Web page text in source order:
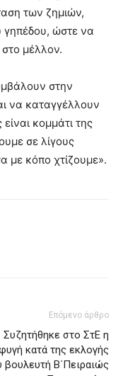
των ζημιών,
γηπέδου, ώστε να
μέλλον.
στην
να καταγγέλλουν
κομμάτι της
σε λίγους
με κόπο χτίζουμε».
Επόμενο άρθρο
Συζητήθηκε στο ΣτΕ η
κατά της εκλογής
βουλευτή Β΄Πειραιώς